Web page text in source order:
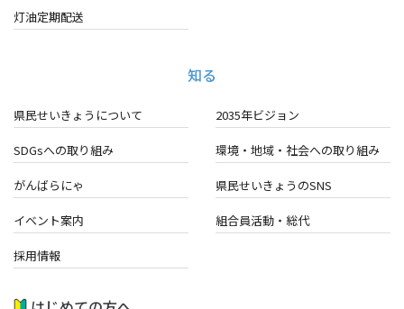
灯油定期配送
知る
県民せいきょうについて 2035年ビジョン
SDGsへの取り組み 環境・地域・ 社会への取り組み
がんばらにゃ 県民せいきょうのSNS
イベント案内 組合員活動・総代
採用情報